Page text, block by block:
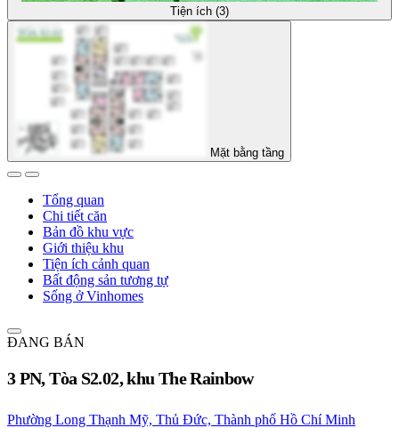
Tiện ích (3)
Mặt bằng tầng
Tổng quan
Chi tiết căn
Bản đồ khu vực
Giới thiệu khu
Tiện ích cảnh quan
Bất động sản tương tự
Sống ở Vinhomes
ĐANG BÁN
3 PN, Tòa S2.02, khu The Rainbow
Phường Long Thạnh Mỹ, Thủ Đức, Thành phố Hồ Chí Minh